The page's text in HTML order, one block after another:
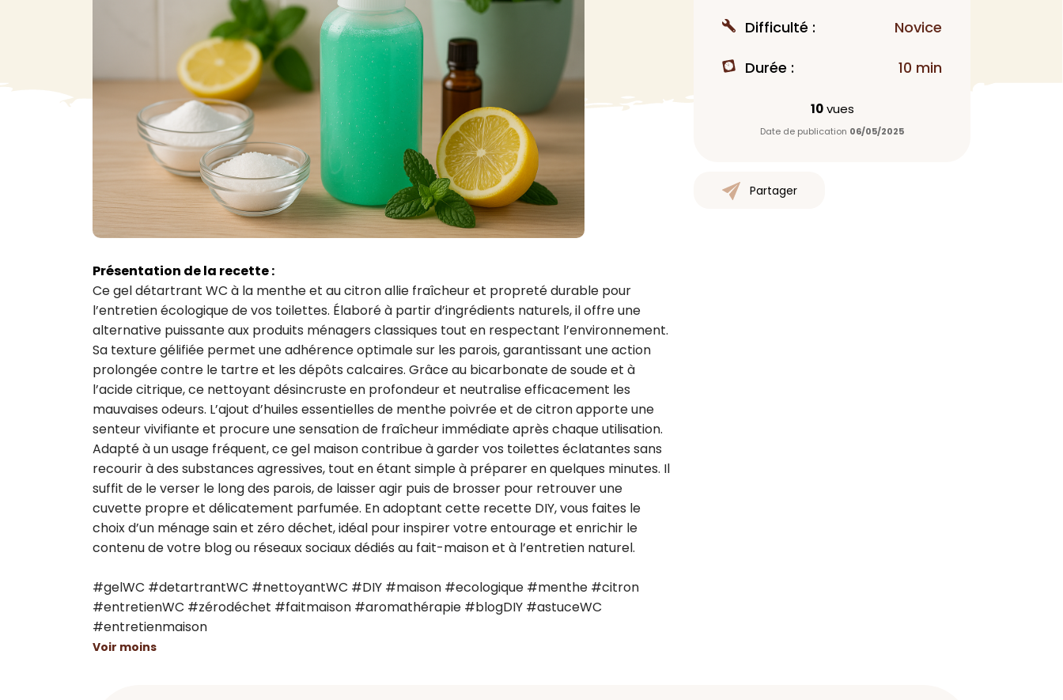
VAISELLE
Liquide Vaiselle
Entretien Lave Vaiselle
Autre
> Voir tout
Spécial Covid
Insecticide
Objet
Autre
> Voir tout
Gel douche
Savon
Huile de bain
Pain moussant
Bombe de bain
Autre
> Voir tout
Spray corporel
MAQUILLAGE
Rouge à lèvres
Fond de teint
Anti-cerne
Yeux
Highlighter
Présentation de la recette :
Ce gel détartrant WC à la menthe et au citron allie fraîcheur et propreté durable pour
l’entretien écologique de vos toilettes. Élaboré à partir d’ingrédients naturels, il offre une
alternative puissante aux produits ménagers classiques tout en respectant l’environnement.
Sa texture gélifiée permet une adhérence optimale sur les parois, garantissant une action
prolongée contre le tartre et les dépôts calcaires. Grâce au bicarbonate de soude et à
l’acide citrique, ce nettoyant désincruste en profondeur et neutralise efficacement les
mauvaises odeurs. L’ajout d’huiles essentielles de menthe poivrée et de citron apporte une
senteur vivifiante et procure une sensation de fraîcheur immédiate après chaque utilisation.
Adapté à un usage fréquent, ce gel maison contribue à garder vos toilettes éclatantes sans
recourir à des substances agressives, tout en étant simple à préparer en quelques minutes. Il
suffit de le verser le long des parois, de laisser agir puis de brosser pour retrouver une
cuvette propre et délicatement parfumée. En adoptant cette recette DIY, vous faites le
choix d’un ménage sain et zéro déchet, idéal pour inspirer votre entourage et enrichir le
contenu de votre blog ou réseaux sociaux dédiés au fait-maison et à l’entretien naturel.
#gelWC #detartrantWC #nettoyantWC #DIY #maison #ecologique #menthe #citron
#entretienWC #zérodéchet #faitmaison #aromathérapie #blogDIY #astuceWC
#entretienmaison
Voir moins
Difficulté : Novice
Durée : 10 min
10vues
Date de publication 06/05/2025
Partager